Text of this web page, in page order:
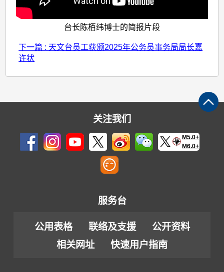
台长陈栢纬博士的简报片段
下一篇 : 天文台员工获颁2025年公务员事务局局长嘉
许状
关注我们
M5.0+
M6.0+
服务台
公用表格 联络及支援
公开资料
相关网址
快速用户指南